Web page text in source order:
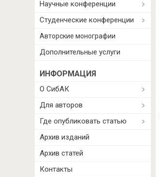
Научные конференции
Студенческие конференции
Авторские монографии
Дополнительные услуги
ИНФОРМАЦИЯ
О СибАК
Для авторов
Где опубликовать статью
Архив изданий
Архив статей
Контакты